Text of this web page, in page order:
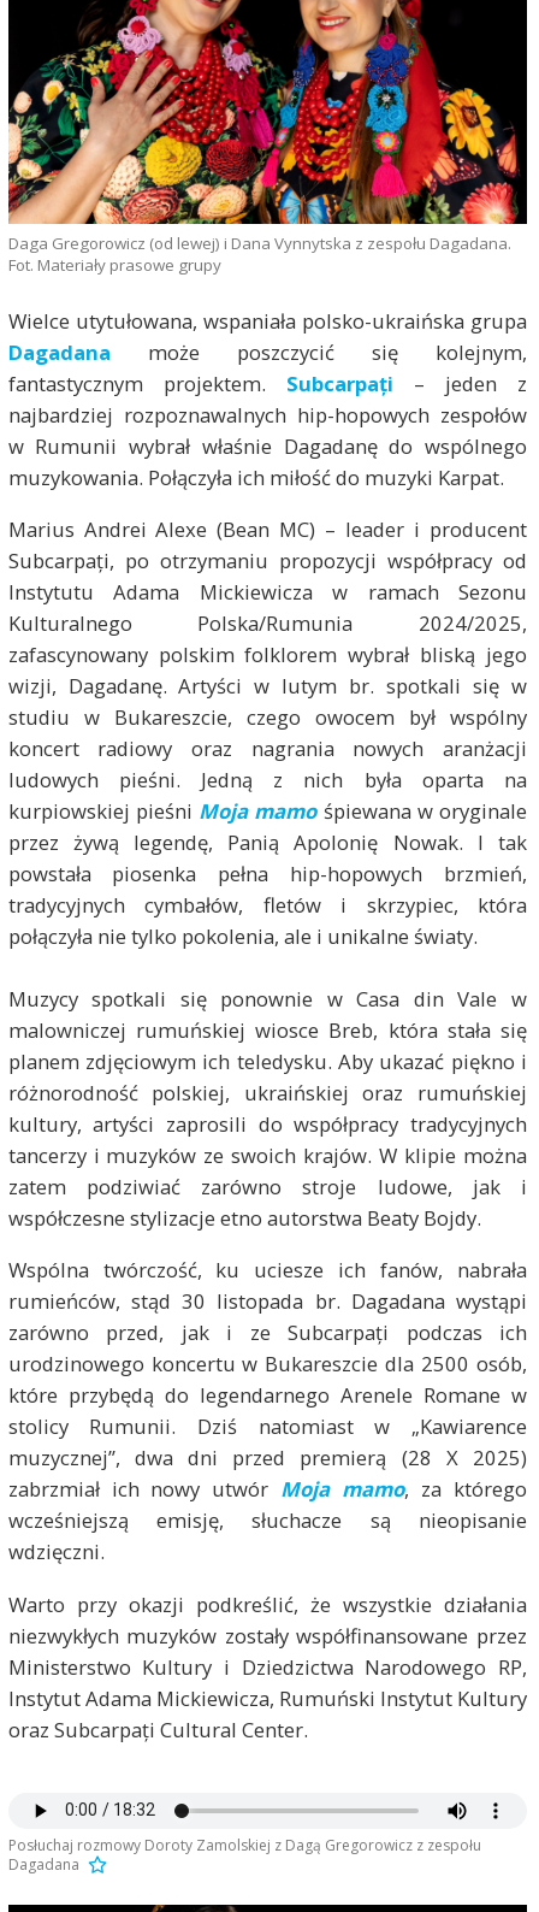
Daga Gregorowicz (od lewej) i Dana Vynnytska z zespołu Dagadana.
Fot. Materiały prasowe grupy
Wielce utytułowana, wspaniała polsko-ukraińska grupa
Dagadana może poszczycić się kolejnym,
fantastycznym projektem. Subcarpați – jeden z
najbardziej rozpoznawalnych hip-hopowych zespołów
w Rumunii wybrał właśnie Dagadanę do wspólnego
muzykowania. Połączyła ich miłość do muzyki Karpat.
Marius Andrei Alexe (Bean MC) – leader i producent
Subcarpați, po otrzymaniu propozycji współpracy od
Instytutu Adama Mickiewicza w ramach Sezonu
Kulturalnego Polska/Rumunia 2024/2025,
zafascynowany polskim folklorem wybrał bliską jego
wizji, Dagadanę. Artyści w lutym br. spotkali się w
studiu w Bukareszcie, czego owocem był wspólny
koncert radiowy oraz nagrania nowych aranżacji
ludowych pieśni. Jedną z nich była oparta na
kurpiowskiej pieśni Moja mamośpiewana w oryginale
przez żywą legendę, Panią Apolonię Nowak. I tak
powstała piosenka pełna hip-hopowych brzmień,
tradycyjnych cymbałów, fletów i skrzypiec, która
połączyła nie tylko pokolenia, ale i unikalne światy.
Muzycy spotkali się ponownie w Casa din Vale w
malowniczej rumuńskiej wiosce Breb, która stała się
planem zdjęciowym ich teledysku. Aby ukazać piękno i
różnorodność polskiej, ukraińskiej oraz rumuńskiej
kultury, artyści zaprosili do współpracy tradycyjnych
tancerzy i muzyków ze swoich krajów. W klipie można
zatem podziwiać zarówno stroje ludowe, jak i
współczesne stylizacje etno autorstwa Beaty Bojdy.
Wspólna twórczość, ku uciesze ich fanów, nabrała
rumieńców, stąd 30 listopada br. Dagadana wystąpi
zarówno przed, jak i ze Subcarpați podczas ich
urodzinowego koncertu w Bukareszcie dla 2500 osób,
które przybędą do legendarnego Arenele Romane w
stolicy Rumunii. Dziś natomiast w „Kawiarence
muzycznej”, dwa dni przed premierą (28 X 2025)
zabrzmiał ich nowy utwór Moja mamo, za którego
wcześniejszą emisję, słuchacze są nieopisanie
wdzięczni.
Warto przy okazji podkreślić, że wszystkie działania
niezwykłych muzyków zostały współfinansowane przez
Ministerstwo Kultury i Dziedzictwa Narodowego RP,
Instytut Adama Mickiewicza, Rumuński Instytut Kultury
oraz Subcarpați Cultural Center.
Posłuchaj rozmowy Doroty Zamolskiej z Dagą Gregorowicz z zespołu
Dagadana